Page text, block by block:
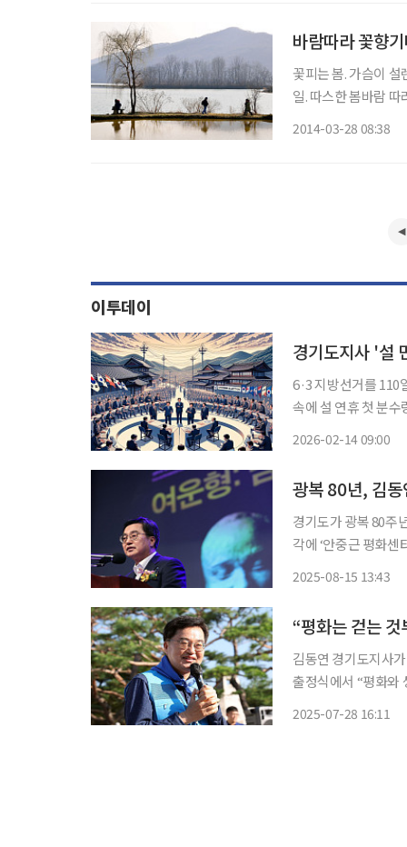
바람따라 꽃향
꽃피는 봄. 가슴이
일. 따스한 봄바람
2014-03-28 08:38
이투데이
경기도지사 '설
6·3 지방선거를 110
속에 설 연휴 첫 분수령을 맞고 있다. 더불어민주당
2026-02-14 09:00
경기도가 광복 80주
각에 ‘안중근 평화센터’를 설립한다. 15일 수원 경기
2025-08-15 13:43
“평화는 걷는
김동연 경기도지사
출정식에서 “평화와 생
2025-07-28 16:11